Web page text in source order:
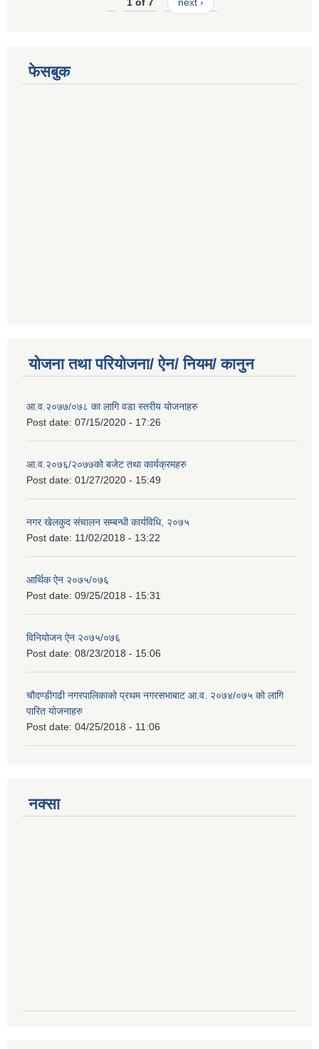
फेसबुक
योजना तथा परियोजना/ ऐन/ नियम/ कानुन
आ.व.२०७७/०७८ का लागि वडा स्तरीय योजनाहरु
Post date: 07/15/2020 - 17:26
आ.व.२०७६/२०७७को बजेट तथा कार्यक्रमहरु
Post date: 01/27/2020 - 15:49
नगर खेलकुद संचालन सम्बन्धी कार्यविधि, २०७५
Post date: 11/02/2018 - 13:22
आर्थिक ऐन २०७५/०७६
Post date: 09/25/2018 - 15:31
विनियोजन ऐन २०७५/०७६
Post date: 08/23/2018 - 15:06
चौदण्डीगढी नगरपालिकाको प्रथम नगरसभाबाट आ.व. २०७४/०७५ को लागि
पारित योजनाहरु
Post date: 04/25/2018 - 11:06
नक्सा